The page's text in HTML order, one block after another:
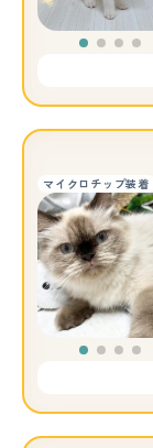
マイクロチップ装着